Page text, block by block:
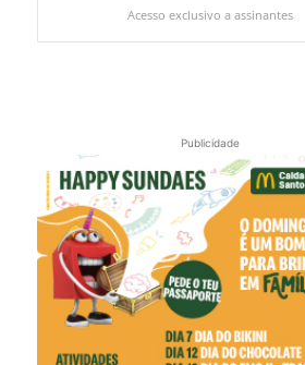
Acesso exclusivo a assinantes
Publicidade